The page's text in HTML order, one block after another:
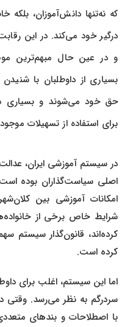
که نه‌تنها دانش‌آموزان، بلکه
درگیر خود می‌کند. در این رقابت
و در عین حال مبهم‌ترین
بسیاری از داوطلبان با شنیدن
حق خود می‌شوند و بسیاری
برای استفاده از تسهیلات موجود
در سیستم آموزشی ایران،
اصلی سیاست‌گذاران بوده
امکانات آموزشی بین
شرایط خاص برخی از خانواده‌ها
کرده‌اند، قانون‌گذار سیستم
کرده است.
اما این سیستم، اغلب برای
سردرگم به نظر می‌رسد. وقتی
با اصطلاحات و بندهای